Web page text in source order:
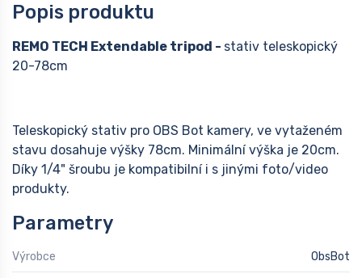
Popis produktu
REMO TECH Extendable tripod - stativ teleskopický
20-78cm
Teleskopický stativ pro OBS Bot kamery, ve vytaženém
stavu dosahuje výšky 78cm. Minimální výška je 20cm.
Díky 1/4" šroubu je kompatibilní i s jinými foto/video
produkty.
Parametry
Výrobce ObsBot